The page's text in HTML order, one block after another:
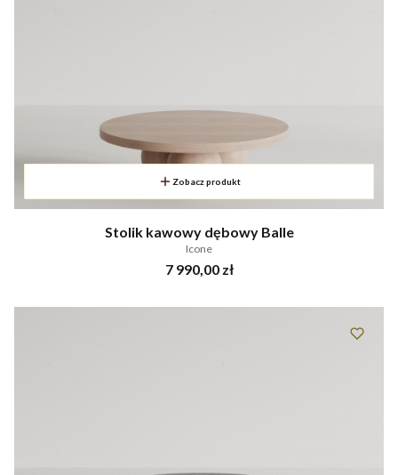
Zobacz produkt
Stolik kawowy dębowy Balle
Icone
Cena
7 990,00 zł